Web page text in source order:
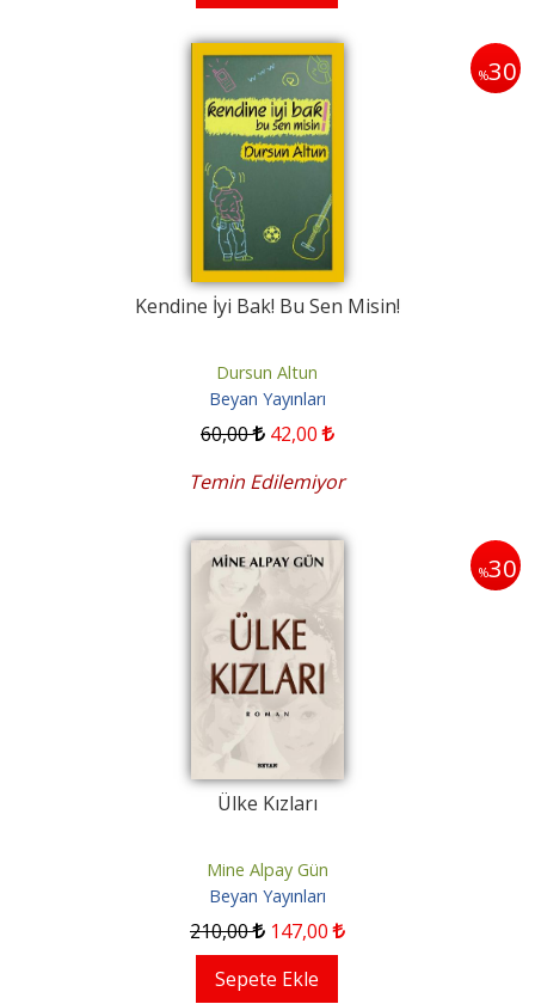
%30
Kendine İyi Bak! Bu Sen Misin!
Dursun Altun
Beyan Yayınları
60,00 42,00
Temin Edilemiyor
%30
Ülke Kızları
Mine Alpay Gün
Beyan Yayınları
210,00 147,00
Sepete Ekle